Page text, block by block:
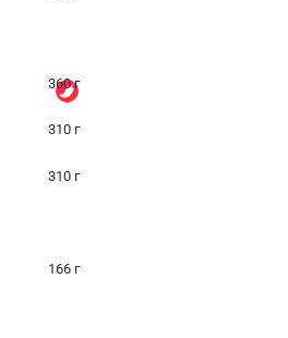
360 г
310 г
310 г
166 г